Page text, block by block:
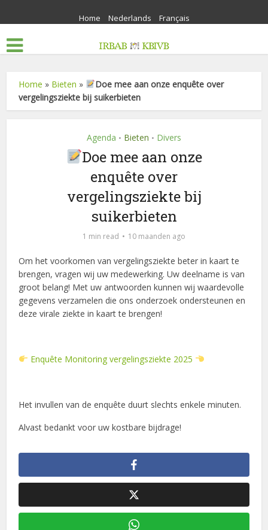
Home Nederlands Français
Home » Bieten »
Doe mee aan onze enquête over
vergelingsziekte bij suikerbieten
Agenda • Bieten • Divers
Doe mee aan onze
enquête over
vergelingsziekte bij
suikerbieten
1 min read 10 maanden ago
Om het voorkomen van vergelingsziekte beter in kaart te
brengen, vragen wij uw medewerking. Uw deelname is van
groot belang! Met uw antwoorden kunnen wij waardevolle
gegevens verzamelen die ons onderzoek ondersteunen en
deze virale ziekte in kaart te brengen!
Enquête Monitoring vergelingsziekte 2025
Het invullen van de enquête duurt slechts enkele minuten.
Alvast bedankt voor uw kostbare bijdrage!